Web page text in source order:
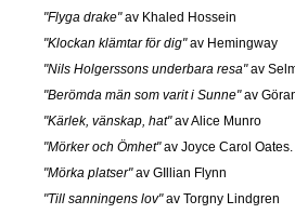
"Flyga drake"av Khaled Hossein
"Klockan klämtar för dig"av Hemingway
"Nils Holgerssons underbara resa"av
"Berömda män som varit i Sunne"av
"Kärlek, vänskap, hat"av Alice Munro
"Mörker och Ömhet"av Joyce Carol Oates.
"Mörka platser"av GIllian Flynn
"Till sanningens lov"av Torgny Lindgren